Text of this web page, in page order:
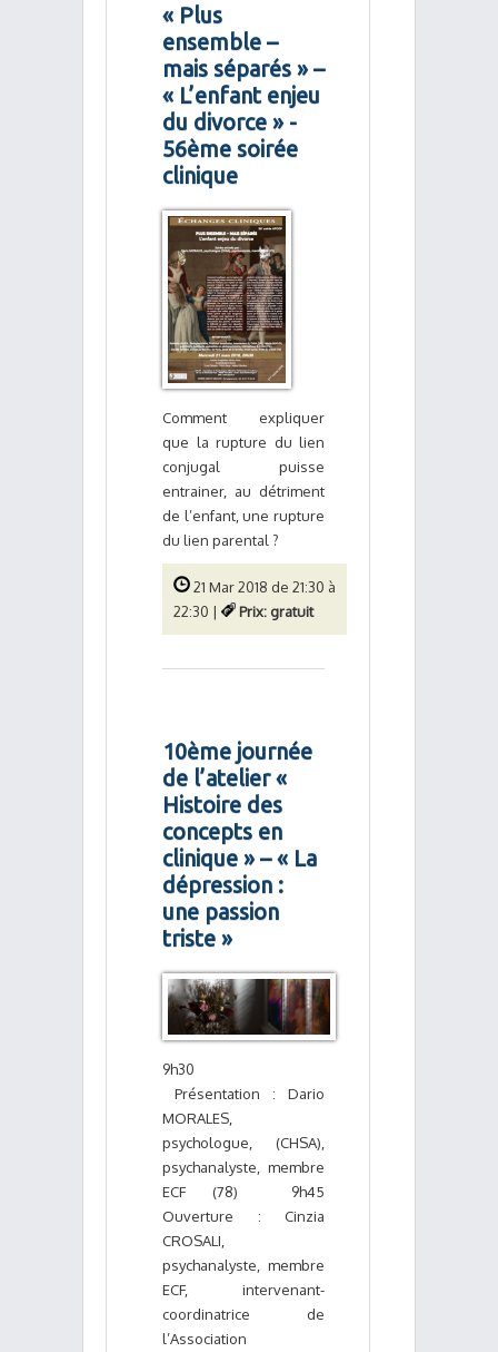
« Plus
ensemble –
mais séparés » –
« L’enfant enjeu
du divorce » -
56ème soirée
clinique
Comment expliquer
que la rupture du lien
conjugal puisse
entrainer, au détriment
de l’enfant, une rupture
du lien parental ?
21 Mar 2018 de 21:30 à
22:30 |
Prix: gratuit
10ème journée
de l’atelier «
Histoire des
concepts en
clinique » – « La
dépression :
une passion
triste »
9h30
Présentation : Dario
MORALES,
psychologue, (CHSA),
psychanalyste, membre
ECF (78) 9h45
Ouverture : Cinzia
CROSALI,
psychanalyste, membre
ECF, intervenant-
coordinatrice de
l’Association